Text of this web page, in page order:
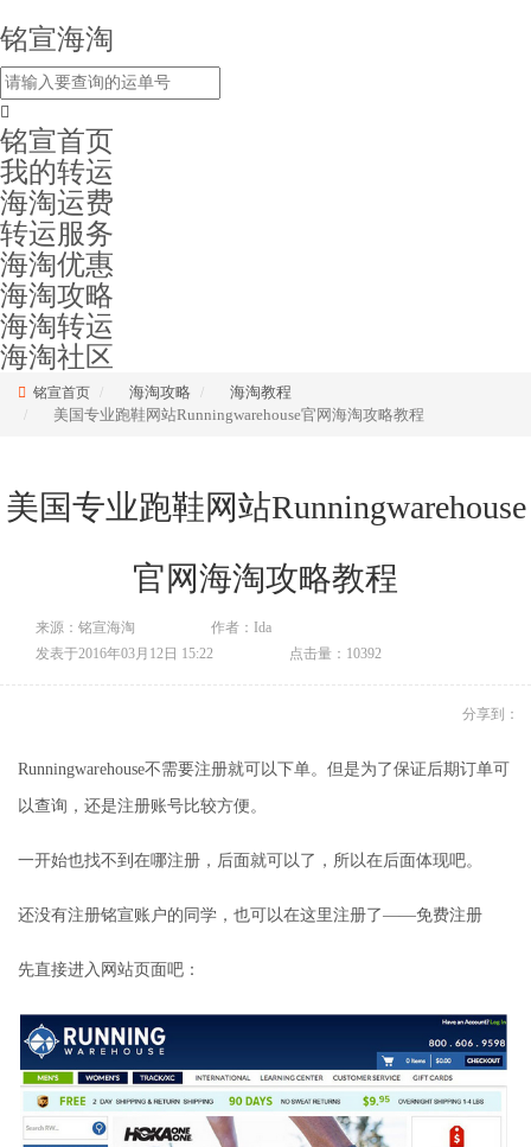
铭宣海淘
铭宣首页
我的转运
海淘运费
转运服务
海淘优惠
海淘攻略
海淘转运
海淘社区
铭宣首页 海淘攻略
海淘教程
美国专业跑鞋网站Runningwarehouse官网海淘攻略教程
美国专业跑鞋网站Runningwarehouse
官网海淘攻略教程
来源：铭宣海淘
作者：Ida
发表于2016年03月12日 15:22
点击量：10392
分享到：
Runningwarehouse不需要注册就可以下单。但是为了保证后期订单可
以查询，还是注册账号比较方便。
一开始也找不到在哪注册，后面就可以了，所以在后面体现吧。
还没有注册铭宣账户的同学，也可以在这里注册了——免费注册
先直接进入网站页面吧：